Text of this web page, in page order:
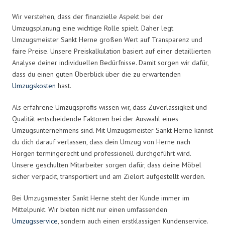
Wir verstehen, dass der finanzielle Aspekt bei der
Umzugsplanung eine wichtige Rolle spielt. Daher legt
Umzugsmeister Sankt Herne großen Wert auf Transparenz und
faire Preise. Unsere Preiskalkulation basiert auf einer detaillierten
Analyse deiner individuellen Bedürfnisse. Damit sorgen wir dafür,
dass du einen guten Überblick über die zu erwartenden
Umzugskosten hast.
Als erfahrene Umzugsprofis wissen wir, dass Zuverlässigkeit und
Qualität entscheidende Faktoren bei der Auswahl eines
Umzugsunternehmens sind. Mit Umzugsmeister Sankt Herne kannst
du dich darauf verlassen, dass dein Umzug von Herne nach
Horgen termingerecht und professionell durchgeführt wird.
Unsere geschulten Mitarbeiter sorgen dafür, dass deine Möbel
sicher verpackt, transportiert und am Zielort aufgestellt werden.
Bei Umzugsmeister Sankt Herne steht der Kunde immer im
Mittelpunkt. Wir bieten nicht nur einen umfassenden
Umzugsservice, sondern auch einen erstklassigen Kundenservice.